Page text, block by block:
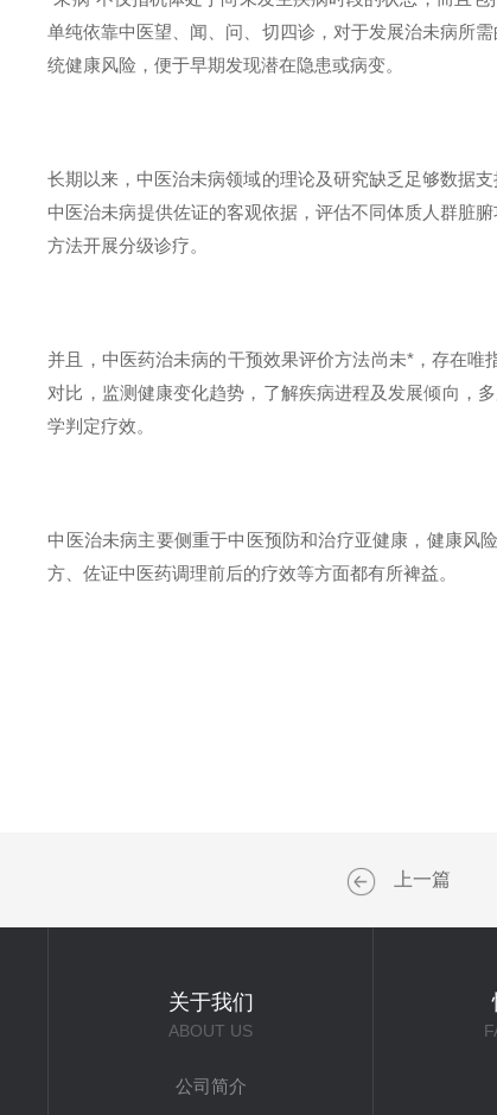
单纯依靠中医望、闻、问、切四诊，对于发展治未病所
统健康风险，便于早期发现潜在隐患或病变。
长期以来，中医治未病领域的理论及研究缺乏足够数据
中医治未病提供佐证的客观依据，评估不同体质人群脏
方法开展分级诊疗。
并且，中医药治未病的干预效果评价方法尚未*，存在
对比，监测健康变化趋势，了解疾病进程及发展倾向，
学判定疗效。
中医治未病主要侧重于中医预防和治疗亚健康，健康风
方、佐证中医药调理前后的疗效等方面都有所裨益。
上一篇
关于我们
ABOUT US
公司简介